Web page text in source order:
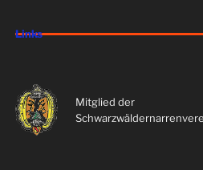
Links
Mitglied der